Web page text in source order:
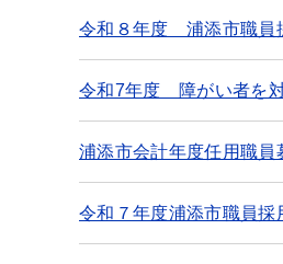
令和８年度 浦添市職員
令和7年度 障がい者を
浦添市会計年度任用職員
令和７年度浦添市職員